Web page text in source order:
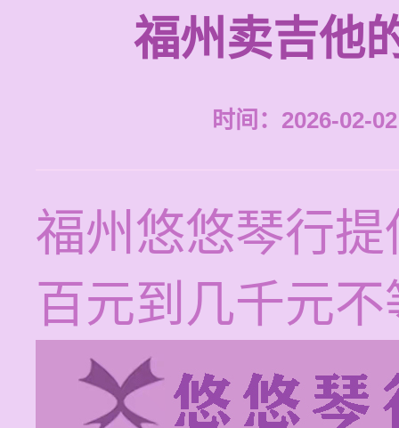
福州卖吉他
时间：2026-02-
福州悠悠琴行
百元到几千元